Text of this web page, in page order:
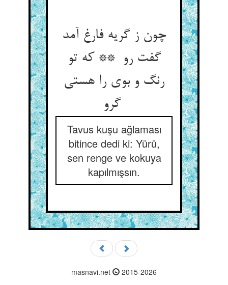
چون ز گریه فارغ آمد
گفت رو ** که تو
رنگ و بوی را هستی
گرو
Tavus kuşu ağlaması
bitince dedi ki: Yürü,
sen renge ve kokuya
kapılmışsın.
masnavi.net 2015-2026